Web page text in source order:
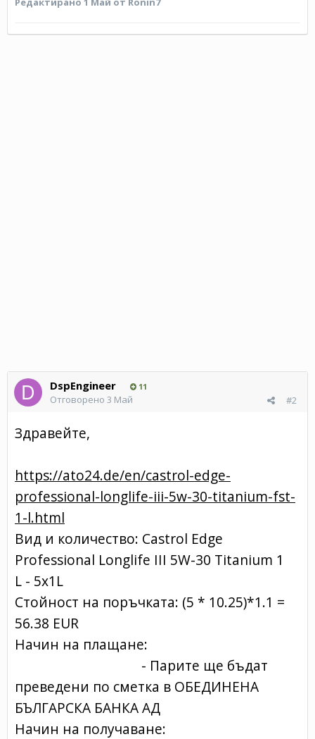
DspEngineer 11
#2
Отговорено 3 Май
Здравейте,
https://ato24.de/en/castrol-edge-
professional-longlife-iii-5w-30-titanium-fst-
1-l.html
Вид и количество: Castrol Edge
Professional Longlife III 5W-30 Titanium 1
L - 5x1L
Стойност на поръчката: (5 * 10.25)*1.1 =
56.38 EUR
Начин на плащане:
- Парите ще бъдат
преведени по сметка в ОБЕДИНЕНА
БЪЛГАРСКА БАНКА АД
Начин на получаване: